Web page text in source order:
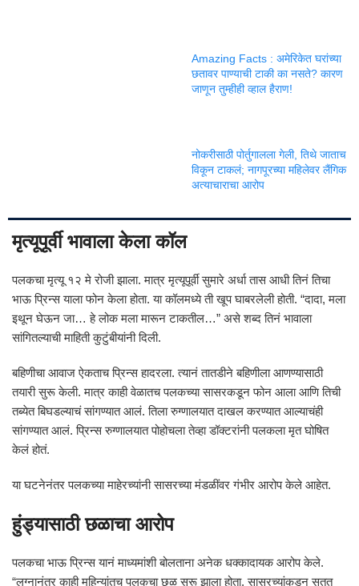
Amazing Facts : अमेरिकेत घरांच्या
छतावर पाण्याची टाकी का नसते? कारण
जाणून तुम्हीही व्हाल हैराण!
नोकरीसाठी पोर्तुगालला गेली, तिथे जाताच
विकून टाकलं; नागपूरच्या महिलेवर लैंगिक
अत्याचाराचा आरोप
मृत्यूपूर्वी भावाला केला कॉल
पलकचा मृत्यू १२ मे रोजी झाला. मात्र मृत्यूपूर्वी सुमारे अर्धा तास आधी तिनं तिचा
भाऊ प्रिन्स याला फोन केला होता. या कॉलमध्ये ती खूप घाबरलेली होती. “दादा, मला
इथून घेऊन जा… हे लोक मला मारून टाकतील…” असे शब्द तिनं भावाला
सांगितल्याची माहिती कुटुंबीयांनी दिली.
बहिणीचा आवाज ऐकताच प्रिन्स हादरला. त्यानं तातडीने बहिणीला आणण्यासाठी
तयारी सुरू केली. मात्र काही वेळातच पलकच्या सासरकडून फोन आला आणि तिची
तब्येत बिघडल्याचं सांगण्यात आलं. तिला रुग्णालयात दाखल करण्यात आल्याचंही
सांगण्यात आलं. प्रिन्स रुग्णालयात पोहोचला तेव्हा डॉक्टरांनी पलकला मृत घोषित
केलं होतं.
या घटनेनंतर पलकच्या माहेरच्यांनी सासरच्या मंडळींवर गंभीर आरोप केले आहेत.
हुंड्यासाठी छळाचा आरोप
पलकचा भाऊ प्रिन्स यानं माध्यमांशी बोलताना अनेक धक्कादायक आरोप केले.
“लग्नानंतर काही महिन्यांतच पलकचा छळ सुरू झाला होता. सासरच्यांकडून सतत